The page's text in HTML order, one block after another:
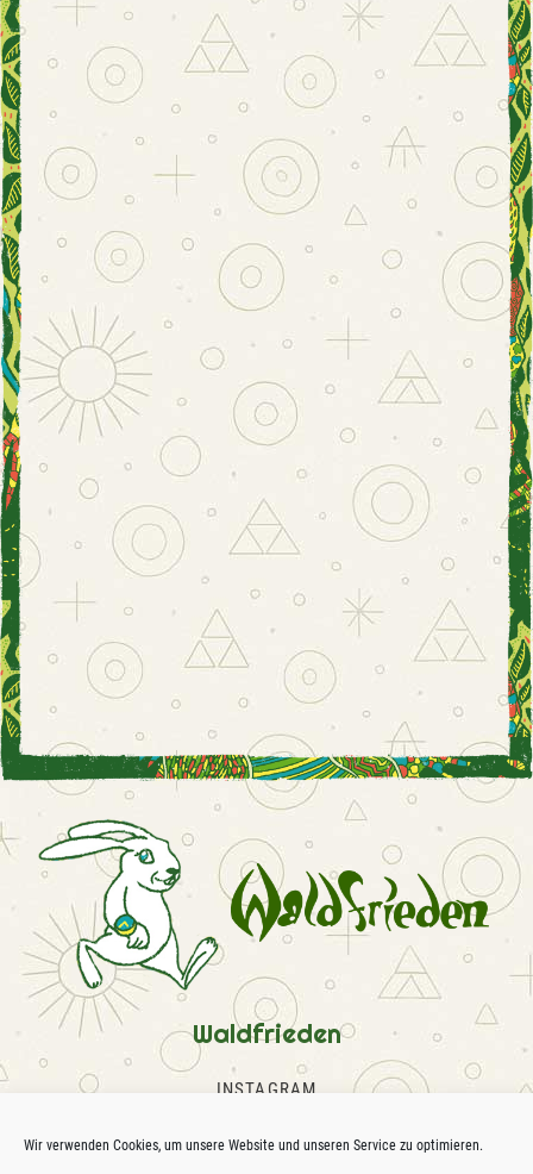
Wir verwenden Cookies, um unsere Website und unseren Service zu optimieren.
Waldfrieden
INSTAGRAM
SOUNDCLOUD